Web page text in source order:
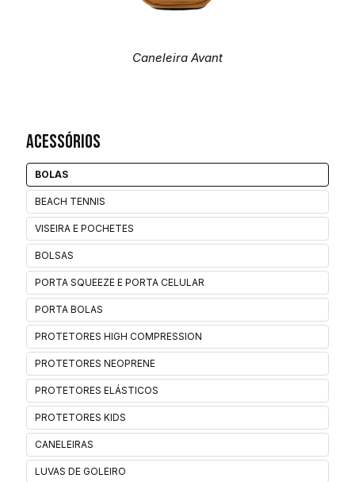
Acessórios
BOLAS
BEACH TENNIS
VISEIRA E POCHETES
BOLSAS
PORTA SQUEEZE E PORTA CELULAR
PORTA BOLAS
PROTETORES HIGH COMPRESSION
PROTETORES NEOPRENE
PROTETORES ELÁSTICOS
PROTETORES KIDS
CANELEIRAS
LUVAS DE GOLEIRO
Caneleira Avant